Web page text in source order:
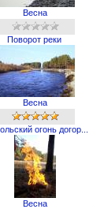
Весна
Поворот реки
Весна
огонь догор...
Весна